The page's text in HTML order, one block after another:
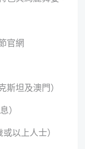
官網
斯坦及澳門）
）
以上人士）